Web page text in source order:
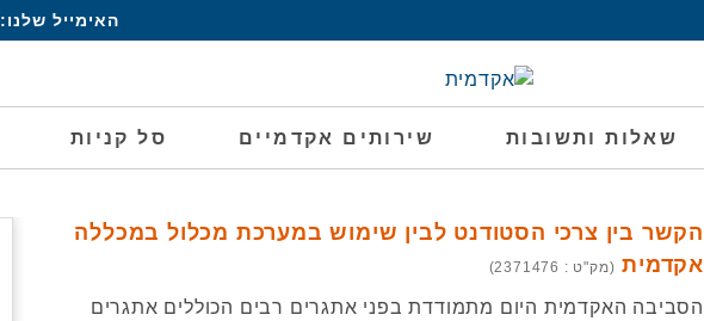
האימייל שלנו:
שאלות ותשובות שירותים אקדמיים סל קניות
הקשר בין צרכי הסטודנט לבין שימוש במערכת מכלול במכללה
אקדמית (מק"ט : 2371476)
הסביבה האקדמית היום מתמודדת בפני אתגרים רבים הכוללים אתגרים